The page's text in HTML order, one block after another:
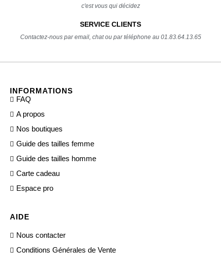
c'est vous qui décidez
SERVICE CLIENTS
Contactez-nous par email, chat ou par téléphone au 01.83.64.13.65
INFORMATIONS
FAQ
A propos
Nos boutiques
Guide des tailles femme
Guide des tailles homme
Carte cadeau
Espace pro
AIDE
Nous contacter
Conditions Générales de Vente